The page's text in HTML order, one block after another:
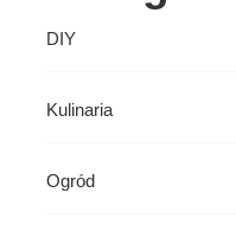
DIY
Kulinaria
Ogród